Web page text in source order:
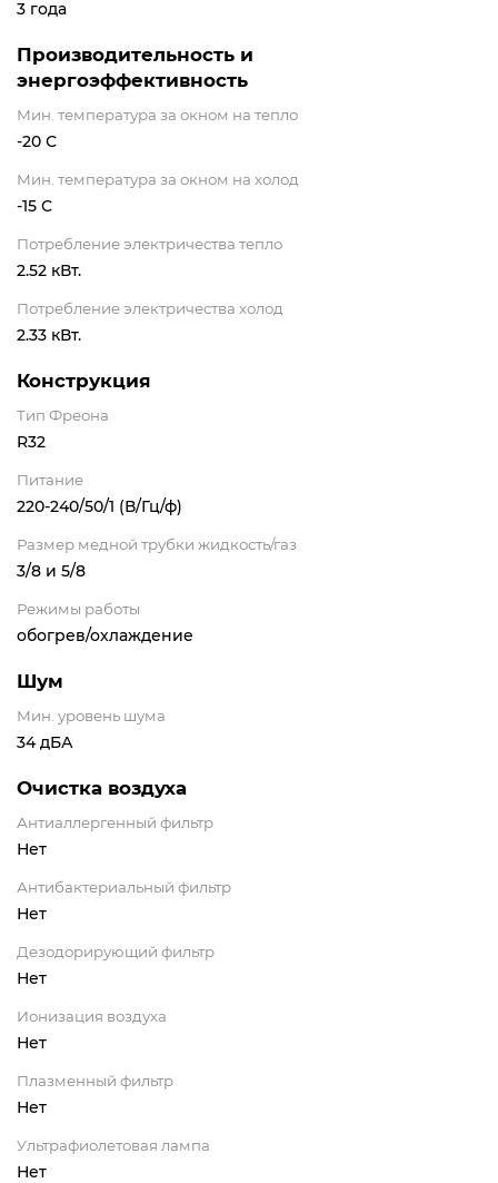
3 года
Производительность и
энергоэффективность
Мин. температура за окном на тепло
-20 С
Мин. температура за окном на холод
-15 С
Потребление электричества тепло
2.52 кВт.
Потребление электричества холод
2.33 кВт.
Конструкция
Тип Фреона
R32
Питание
220-240/50/1 (В/Гц/ф)
Размер медной трубки жидкость/газ
3/8 и 5/8
Режимы работы
обогрев/охлаждение
Шум
Мин. уровень шума
34 дБА
Очистка воздуха
Антиаллергенный фильтр
Нет
Антибактериальный фильтр
Нет
Дезодорирующий фильтр
Нет
Ионизация воздуха
Нет
Плазменный фильтр
Нет
Ультрафиолетовая лампа
Нет